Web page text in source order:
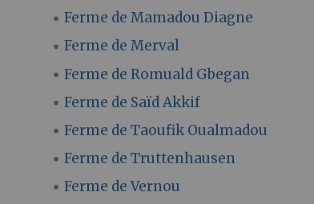
Ferme de Mamadou Diagne
Ferme de Merval
Ferme de Romuald Gbegan
Ferme de Saïd Akkif
Ferme de Taoufik Oualmadou
Ferme de Truttenhausen
Ferme de Vernou